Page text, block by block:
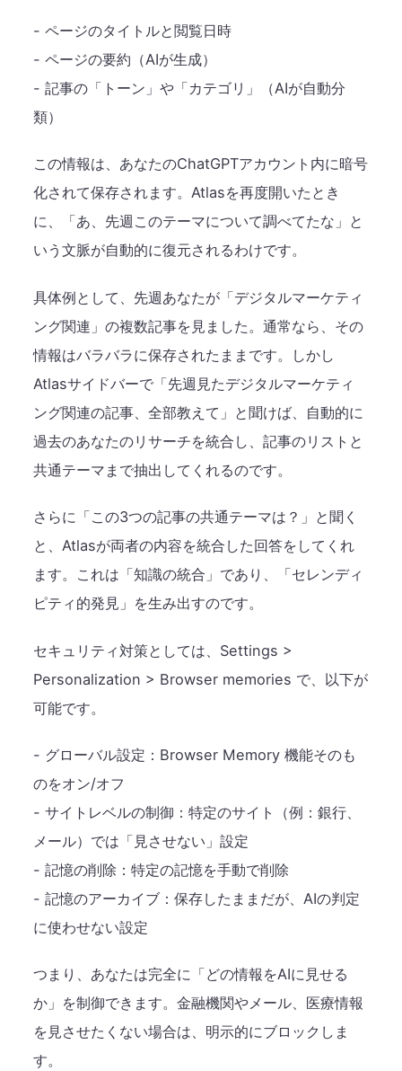
- ページのタイトルと閲覧日時
- ページの要約（AIが生成）
- 記事の「トーン」や「カテゴリ」（AIが自動分
類）
この情報は、あなたのChatGPTアカウント内に暗号
化されて保存されます。Atlasを再度開いたとき
に、「あ、先週このテーマについて調べてたな」と
いう文脈が自動的に復元されるわけです。
具体例として、先週あなたが「デジタルマーケティ
ング関連」の複数記事を見ました。通常なら、その
情報はバラバラに保存されたままです。しかし
Atlasサイドバーで「先週見たデジタルマーケティ
ング関連の記事、全部教えて」と聞けば、自動的に
過去のあなたのリサーチを統合し、記事のリストと
共通テーマまで抽出してくれるのです。
さらに「この3つの記事の共通テーマは？」と聞く
と、Atlasが両者の内容を統合した回答をしてくれ
ます。これは「知識の統合」であり、「セレンディ
ピティ的発見」を生み出すのです。
セキュリティ対策としては、Settings >
Personalization > Browser memories で、以下が
可能です。
- グローバル設定：Browser Memory 機能そのも
のをオン/オフ
- サイトレベルの制御：特定のサイト（例：銀行、
メール）では「見させない」設定
- 記憶の削除：特定の記憶を手動で削除
- 記憶のアーカイブ：保存したままだが、AIの判定
に使わせない設定
つまり、あなたは完全に「どの情報をAIに見せる
か」を制御できます。金融機関やメール、医療情報
を見させたくない場合は、明示的にブロックしま
す。